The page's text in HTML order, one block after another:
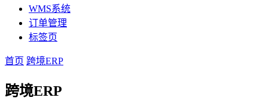
WMS系统
订单管理
标签页
首页 跨境ERP
跨境ERP